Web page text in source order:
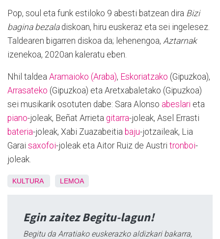
Pop, soul eta funk estiloko 9 abesti batzean dira Bizi
bagina bezala diskoan, hiru euskeraz eta sei ingelesez.
Taldearen bigarren diskoa da; lehenengoa, Aztarnak
izenekoa, 2020an kaleratu eben.
Nhil taldea Aramaioko (Araba), Eskoriatzako (Gipuzkoa),
Arrasateko (Gipuzkoa) eta Aretxabaletako (Gipuzkoa)
sei musikarik osotuten dabe: Sara Alonso abeslari eta
piano-joleak, Beñat Arrieta gitarra-joleak, Asel Errasti
bateria-joleak, Xabi Zuazabeitia baju-jotzaileak, Lia
Garai saxofoi-joleak eta Aitor Ruiz de Austri tronboi-
joleak.
KULTURA LEMOA
Egin zaitez Begitu-lagun!
Begitu da Arratiako euskerazko aldizkari bakarra,